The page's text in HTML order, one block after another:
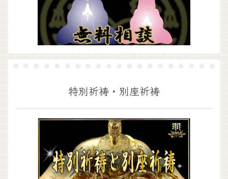
特別祈祷・別座祈祷